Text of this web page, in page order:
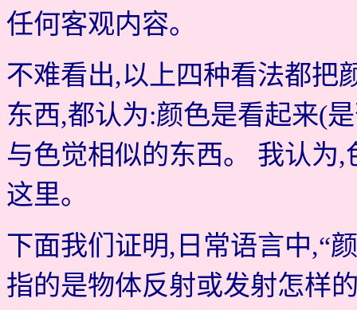
任何客观内容。
不难看出,以上四种看法都把
东西,都认为:颜色是看起来(
与色觉相似的东西。 我认为
这里。
下面我们证明,日常语言中,“
指的是物体反射或发射怎样